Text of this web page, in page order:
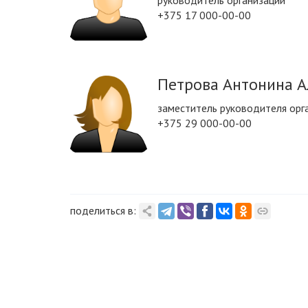
+375 17 000-00-00
Петрова Антонина
заместитель руководителя
+375 29 000-00-00
поделиться в: